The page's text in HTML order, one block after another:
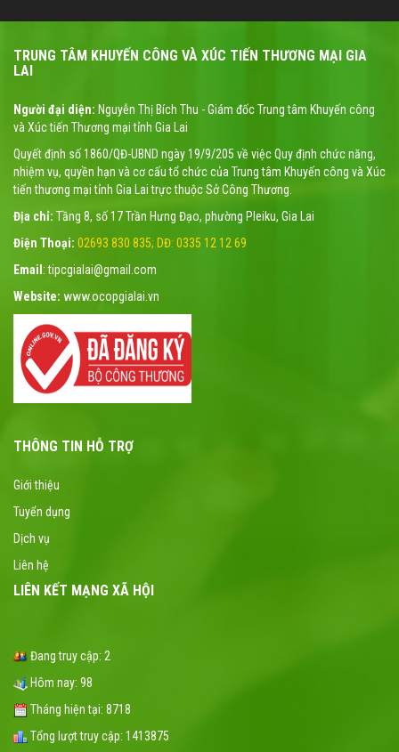
TRUNG TÂM KHUYẾN CÔNG VÀ XÚC TIẾN THƯƠNG MẠI GIA
LAI
Người đại diện: Nguyễn Thị Bích Thu - Giám đốc Trung tâm Khuyến công
và Xúc tiến Thương mại tỉnh Gia Lai
Quyết định số 1860/QĐ-UBND ngày 19/9/205 về việc Quy định chức năng,
nhiệm vụ, quyền hạn và cơ cấu tổ chức của Trung tâm Khuyến công và Xúc
tiến thương mại tỉnh Gia Lai trực thuộc Sở Công Thương.
Địa chỉ: Tầng 8, số 17 Trần Hưng Đạo, phường Pleiku, Gia Lai
Điện Thoại: 02693 830 835; DĐ: 0335 12 12 69
Email : tipcgialai@gmail.com
Website: www.ocopgialai.vn
THÔNG TIN HỖ TRỢ
Giới thiệu
Tuyển dụng
Dịch vụ
Liên hệ
LIÊN KẾT MẠNG XÃ HỘI
Đang truy cập: 2
Hôm nay: 98
Tháng hiện tại: 8718
Tổng lượt truy cập: 1413875